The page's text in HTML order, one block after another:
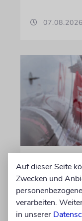
07.08.2026
Wegen
Irisches
kann
Auf dieser Seite
Zwecken und
verarbeiten.
in unserer